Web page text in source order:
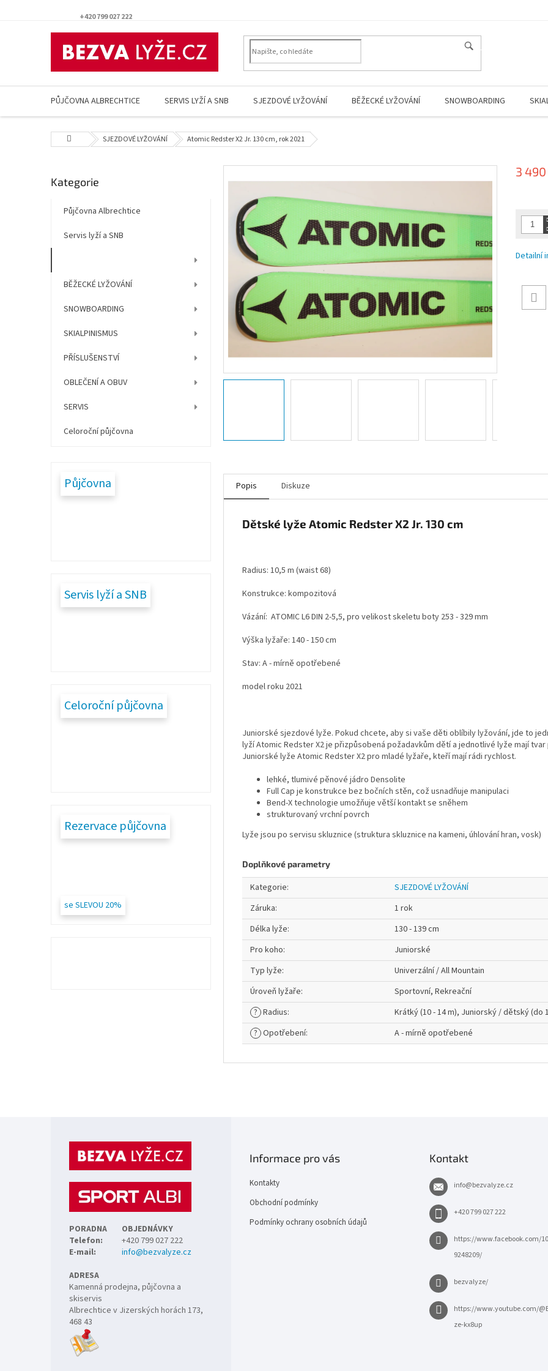
+420 799 027 222
PŮJČOVNA ALBRECHTICE SERVIS LYŽÍ A SNB SJEZDOVÉ LYŽOVÁNÍ BĚŽECKÉ LYŽOVÁNÍ SNOWBOARDING
Domů SJEZDOVÉ LYŽOVÁNÍ Atomic Redster X2 Jr. 130 cm, rok 2021
o
n
Přeskočit
Kategorie
Půjčovna Albrechtice
Servis lyží a SNB
BĚŽECKÉ LYŽOVÁNÍ
SNOWBOARDING
SKIALPINISMUS
PŘÍSLUŠENSTVÍ
OBLEČENÍ A OBUV
SERVIS
Celoroční půjčovna
Půjčovna
Servis lyží a SNB
Celoroční půjčovna
Rezervace půjčovna
se SLEVOU 20%
3 490
Detailní
Popis Diskuze
Dětské lyže Atomic Redster X2 Jr. 130 cm
Radius: 10,5 m (waist 68)
Konstrukce: kompozitová
Vázání: ATOMIC L6 DIN 2-5,5, pro velikost skeletu boty 253 - 329 mm
Výška lyžaře: 140 - 150 cm
Stav: A - mírně opotřebené
model roku 2021
Juniorské sjezdové lyže. Pokud chcete, aby si vaše děti oblíbily lyžování, jde to
lyží Atomic Redster X2 je přizpůsobená požadavkům dětí a jednotlivé lyže mají
Juniorské lyže Atomic Redster X2 pro mladé lyžaře, kteří mají rádi rychlost.
lehké, tlumivé pěnové jádro Densolite
Full Cap je konstrukce bez bočních stěn, což usnadňuje manipulaci
Bend-X technologie umožňuje větší kontakt se sněhem
strukturovaný vrchní povrch
Lyže jsou po servisu skluznice (struktura skluznice na kameni, úhlování hran, vosk)
Doplňkové parametry
Kategorie:
SJEZDOVÉ LYŽOVÁNÍ
Záruka:
1 rok
Délka lyže:
130 - 139 cm
Pro koho:
Juniorské
Typ lyže:
Univerzální / All Mountain
Úroveň lyžaře:
Sportovní, Rekreační
? Radius:
Krátký (10 - 14 m), Juniorský / dětský (do
? Opotřebení: A - mírně opotřebené
PORADNA
OBJEDNÁVKY
Telefon:
+420 799 027 222
E-mail:
info@bezvalyze.cz
ADRESA
Kamenná prodejna, půjčovna a
skiservis
Albrechtice v Jizerských horách 173,
468 43
Informace pro vás
Kontakty
Obchodní podmínky
Podmínky ochrany osobních údajů
Kontakt
info@bezvalyze.cz
+420 799 027 222
https://www.facebook.com/
9248209/
bezvalyze/
https://www.youtube.com/
ze-kx8up